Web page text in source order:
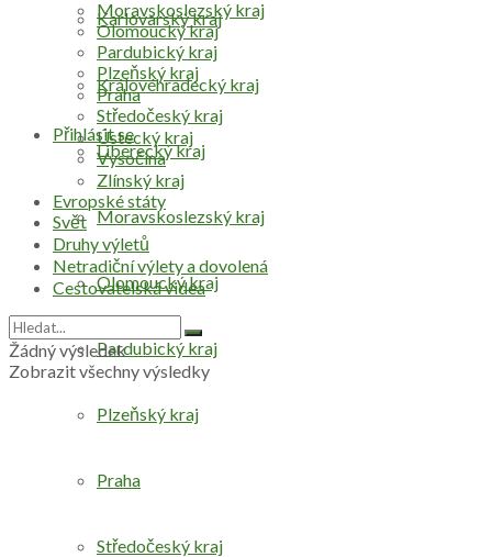
Přihlásit se
Karlovarský kraj
Královéhradecký kraj
Liberecký kraj
Moravskoslezský kraj
Olomoucký kraj
Pardubický kraj
Plzeňský kraj
Praha
Středočeský kraj
Moravskoslezský kraj
Olomoucký kraj
Pardubický kraj
Plzeňský kraj
Praha
Středočeský kraj
Ústecký kraj
Vysočina
Zlínský kraj
Evropské státy
Svět
Druhy výletů
Netradiční výlety a dovolená
Cestovatelská videa
Žádný výsledek
Zobrazit všechny výsledky